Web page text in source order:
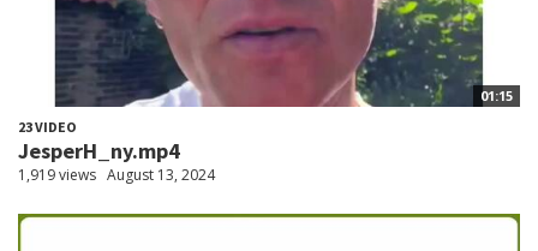
01:15
23 VIDEO
JesperH_ny.mp4
1,919 views August 13, 2024